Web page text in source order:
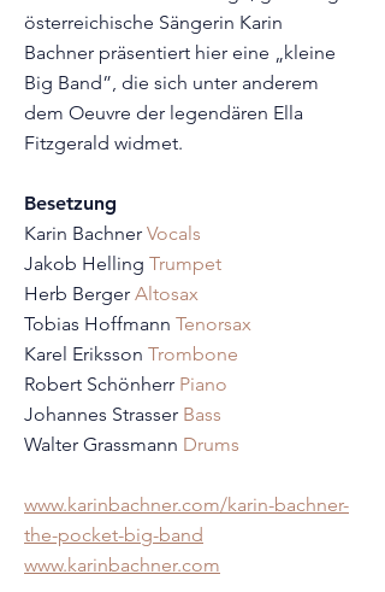
österreichische Sängerin Karin
Bachner präsentiert hier eine „kleine
Big Band”, die sich unter anderem
dem Oeuvre der legendären Ella
Fitzgerald widmet.
Besetzung
Karin Bachner Vocals
Jakob Helling Trumpet
Herb Berger Altosax
Tobias Hoffmann Tenorsax
Karel Eriksson Trombone
Robert Schönherr Piano
Johannes Strasser Bass
Walter Grassmann Drums
www.karinbachner.com/karin-bachner-
the-pocket-big-band
www.karinbachner.com